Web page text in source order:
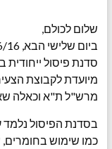
שלום לכולם,
סדנת פיסול
מרש"ל ת"א וכאלה
בסדנת הפיסול נלמד
כמו שימוש בחומרים,